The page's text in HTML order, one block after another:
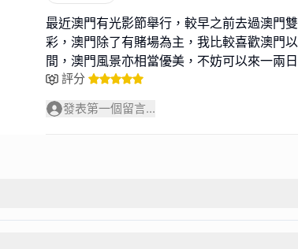
最近澳門有光影節舉行，較早之前去過澳門
彩，澳門除了有賭場為主，我比較喜歡澳門
間，澳門風景亦相當優美，不妨可以來一兩日
評分
發表第一個留言...